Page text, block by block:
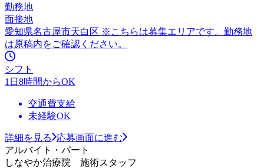
勤務地
面接地
愛知県名古屋市天白区 ※こちらは募集エリアです。勤務地
は原稿内をご確認ください。
シフト
1日8時間からOK
交通費支給
未経験OK
詳細を見る
応募画面に進む
アルバイト・パート
しなやか治療院 施術スタッフ